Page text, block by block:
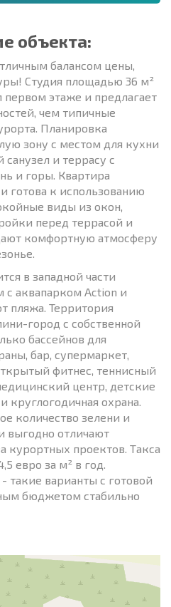
объекта:
балансом цены,
Студия площадью 36 м²
этаже и предлагает
чем типичные
Планировка
зону с местом для кухни
и террасу с
и горы. Квартира
готова к использованию
виды из окон,
перед террасой и
комфортную атмосферу
в западной части
с аквапарком Action и
пляжа. Территория
город с собственной
бассейнов для
бар, супермаркет,
фитнес, теннисный
центр, детские
круглогодичная охрана.
количество зелени и
выгодно отличают
курортных проектов. Такса
евро за м² в год.
такие варианты с готовой
бюджетом стабильно